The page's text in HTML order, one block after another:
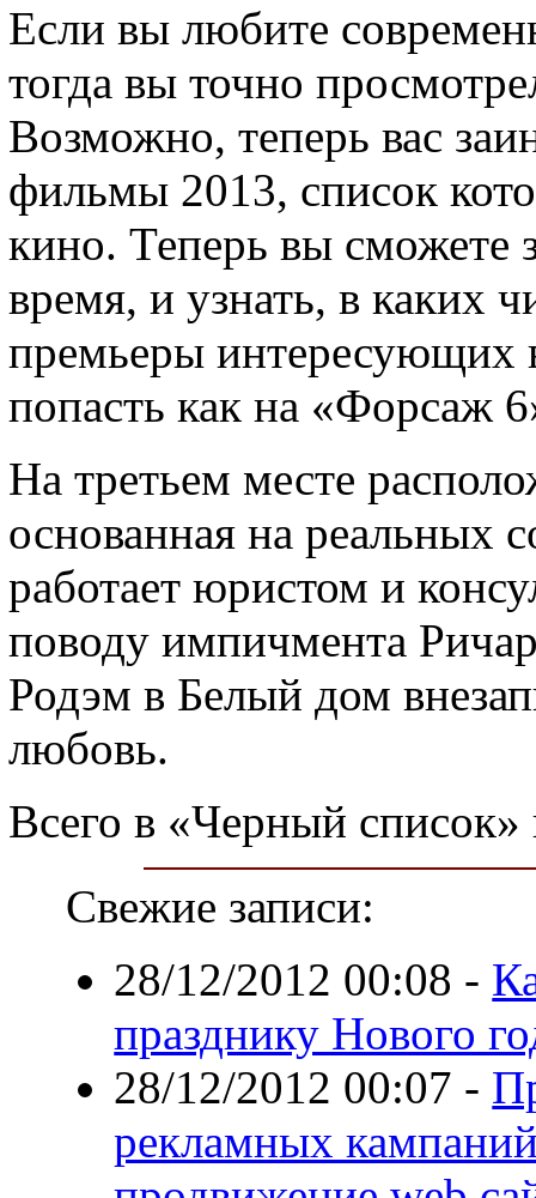
Если вы любите
тогда вы точно
Возможно, теперь вас
фильмы 2013, список
кино. Теперь вы сможете
время, и узнать, в каких
премьеры интересующих
попасть как на «Форсаж
На третьем месте
основанная на реальных
работает юристом и
поводу импичмента
Родэм в Белый дом
любовь.
Всего в «Черный
Свежие записи:
28/12/2012 00:08 -
празднику Нового
28/12/2012 00:07 -
рекламных